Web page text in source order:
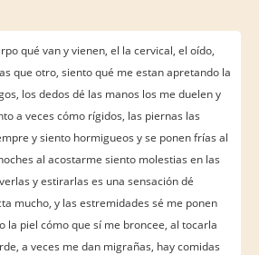
qué van y vienen, el la cervical, el oído,
que otro, siento qué me estan apretando la
los dedos dé las manos los me duelen y
a veces cómo rígidos, las piernas las
y siento hormigueos y se ponen frías al
al acostarme siento molestias en las
y estirarlas es una sensación dé
mucho, y las estremidades sé me ponen
la piel cómo que sí me broncee, al tocarla
a veces me dan migrañas, hay comidas